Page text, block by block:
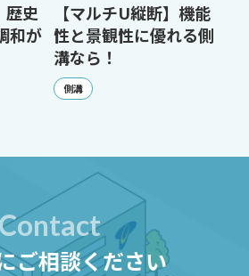
歴史
和が
【マルチU縦断】機能
性と景観性に優れる側
溝なら！
側溝
ご相談ください